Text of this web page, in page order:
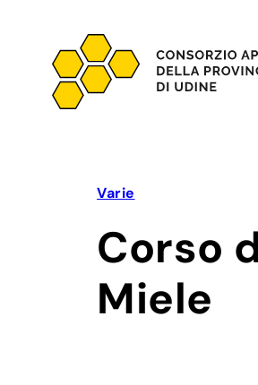
contenuto
Varie
Corso
Miele